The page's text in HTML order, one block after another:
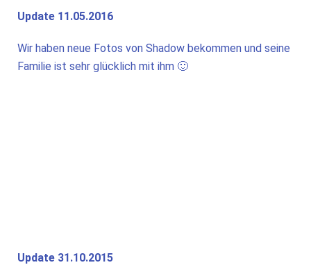
Update 11.05.2016
Wir haben neue Fotos von Shadow bekommen und seine
Familie ist sehr glücklich mit ihm 🙂
Update 31.10.2015